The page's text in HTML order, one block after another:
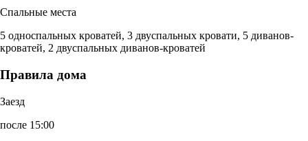
Спальные места
5 односпальных кроватей, 3 двуспальных кровати, 5 диванов-
кроватей, 2 двуспальных диванов-кроватей
Правила дома
Заезд
после 15:00